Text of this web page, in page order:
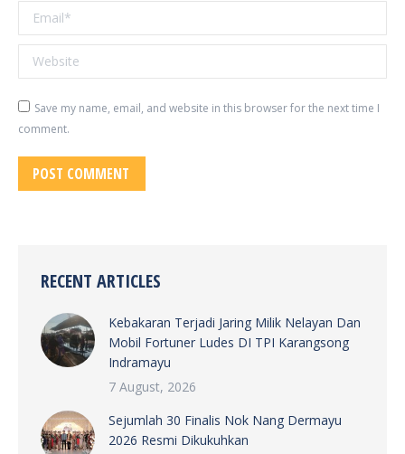
Email *
Website
Save my name, email, and website in this browser for the next time I
comment.
POST COMMENT
RECENT ARTICLES
Kebakaran Terjadi Jaring Milik Nelayan Dan
Mobil Fortuner Ludes DI TPI Karangsong
Indramayu
7 August, 2026
Sejumlah 30 Finalis Nok Nang Dermayu
2026 Resmi Dikukuhkan